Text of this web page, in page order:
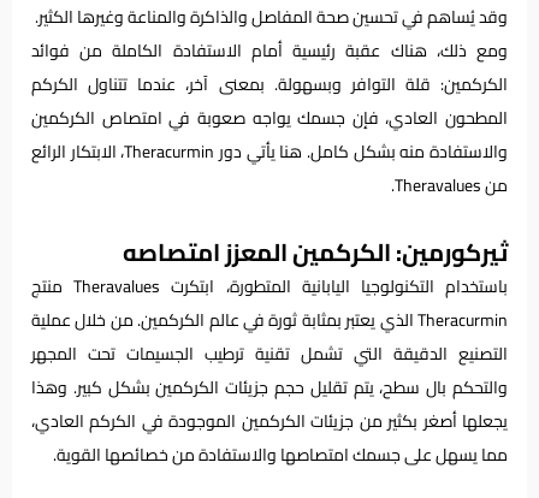
وقد يُساهم في تحسين صحة المفاصل والذاكرة والمناعة وغيرها الكثير.
ومع ذلك، هناك عقبة رئيسية أمام الاستفادة الكاملة من فوائد
الكركمين: قلة التوافر وبسهولة. بمعنى آخر، عندما تتناول الكركم
المطحون العادي، فإن جسمك يواجه صعوبة في امتصاص الكركمين
والاستفادة منه بشكل كامل. هنا يأتي دور Theracurmin، الابتكار الرائع
من Theravalues.
ثيركورمين: الكركمين المعزز امتصاصه
باستخدام التكنولوجيا اليابانية المتطورة، ابتكرت Theravalues منتج
Theracurmin الذي يعتبر بمثابة ثورة في عالم الكركمين. من خلال عملية
التصنيع الدقيقة التي تشمل تقنية ترطيب الجسيمات تحت المجهر
والتحكم بال سطح، يتم تقليل حجم جزيئات الكركمين بشكل كبير. وهذا
يجعلها أصغر بكثير من جزيئات الكركمين الموجودة في الكركم العادي،
مما يسهل على جسمك امتصاصها والاستفادة من خصائصها القوية.